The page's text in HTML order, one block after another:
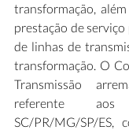
transformação,
prestação de
de linhas de
transformação. O
Transmissão
referente
SC/PR/MG/SP/